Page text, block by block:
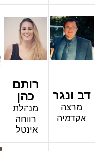
דב ונגר
מרצה
אקדמיה
רותם
כהן
מנהלת
רווחה
אינטל